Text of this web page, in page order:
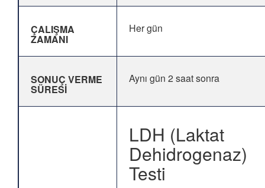
ÇALIŞMA
ZAMANI
Her gün
SONUÇ VERME
SÜRESİ
Aynı gün 2 saat sonra
LDH (Laktat
Dehidrogenaz)
Testi